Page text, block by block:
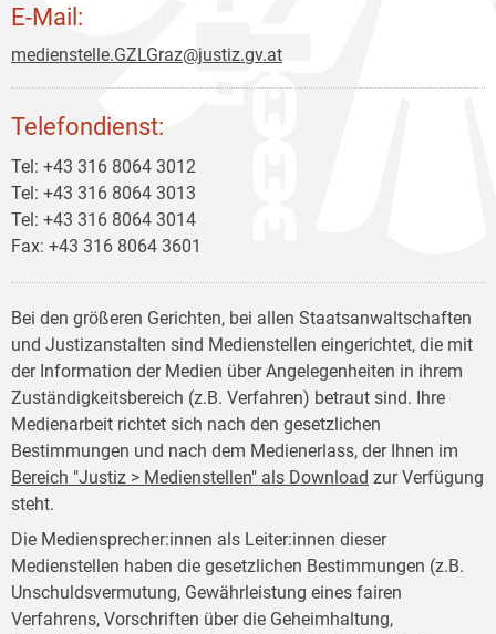
E-Mail:
medienstelle.GZLGraz@justiz.gv.at
Telefondienst:
Tel: +43 316 8064 3012
Tel: +43 316 8064 3013
Tel: +43 316 8064 3014
Fax: +43 316 8064 3601
Bei den größeren Gerichten, bei allen Staatsanwaltschaften
und Justizanstalten sind Medienstellen eingerichtet, die mit
der Information der Medien über Angelegenheiten in ihrem
Zuständigkeitsbereich (z.B. Verfahren) betraut sind. Ihre
Medienarbeit richtet sich nach den gesetzlichen
Bestimmungen und nach dem Medienerlass, der Ihnen im
Bereich "Justiz > Medienstellen" als Download zur Verfügung
steht.
Die Mediensprecher:innen als Leiter:innen dieser
Medienstellen haben die gesetzlichen Bestimmungen (z.B.
Unschuldsvermutung, Gewährleistung eines fairen
Verfahrens, Vorschriften über die Geheimhaltung,